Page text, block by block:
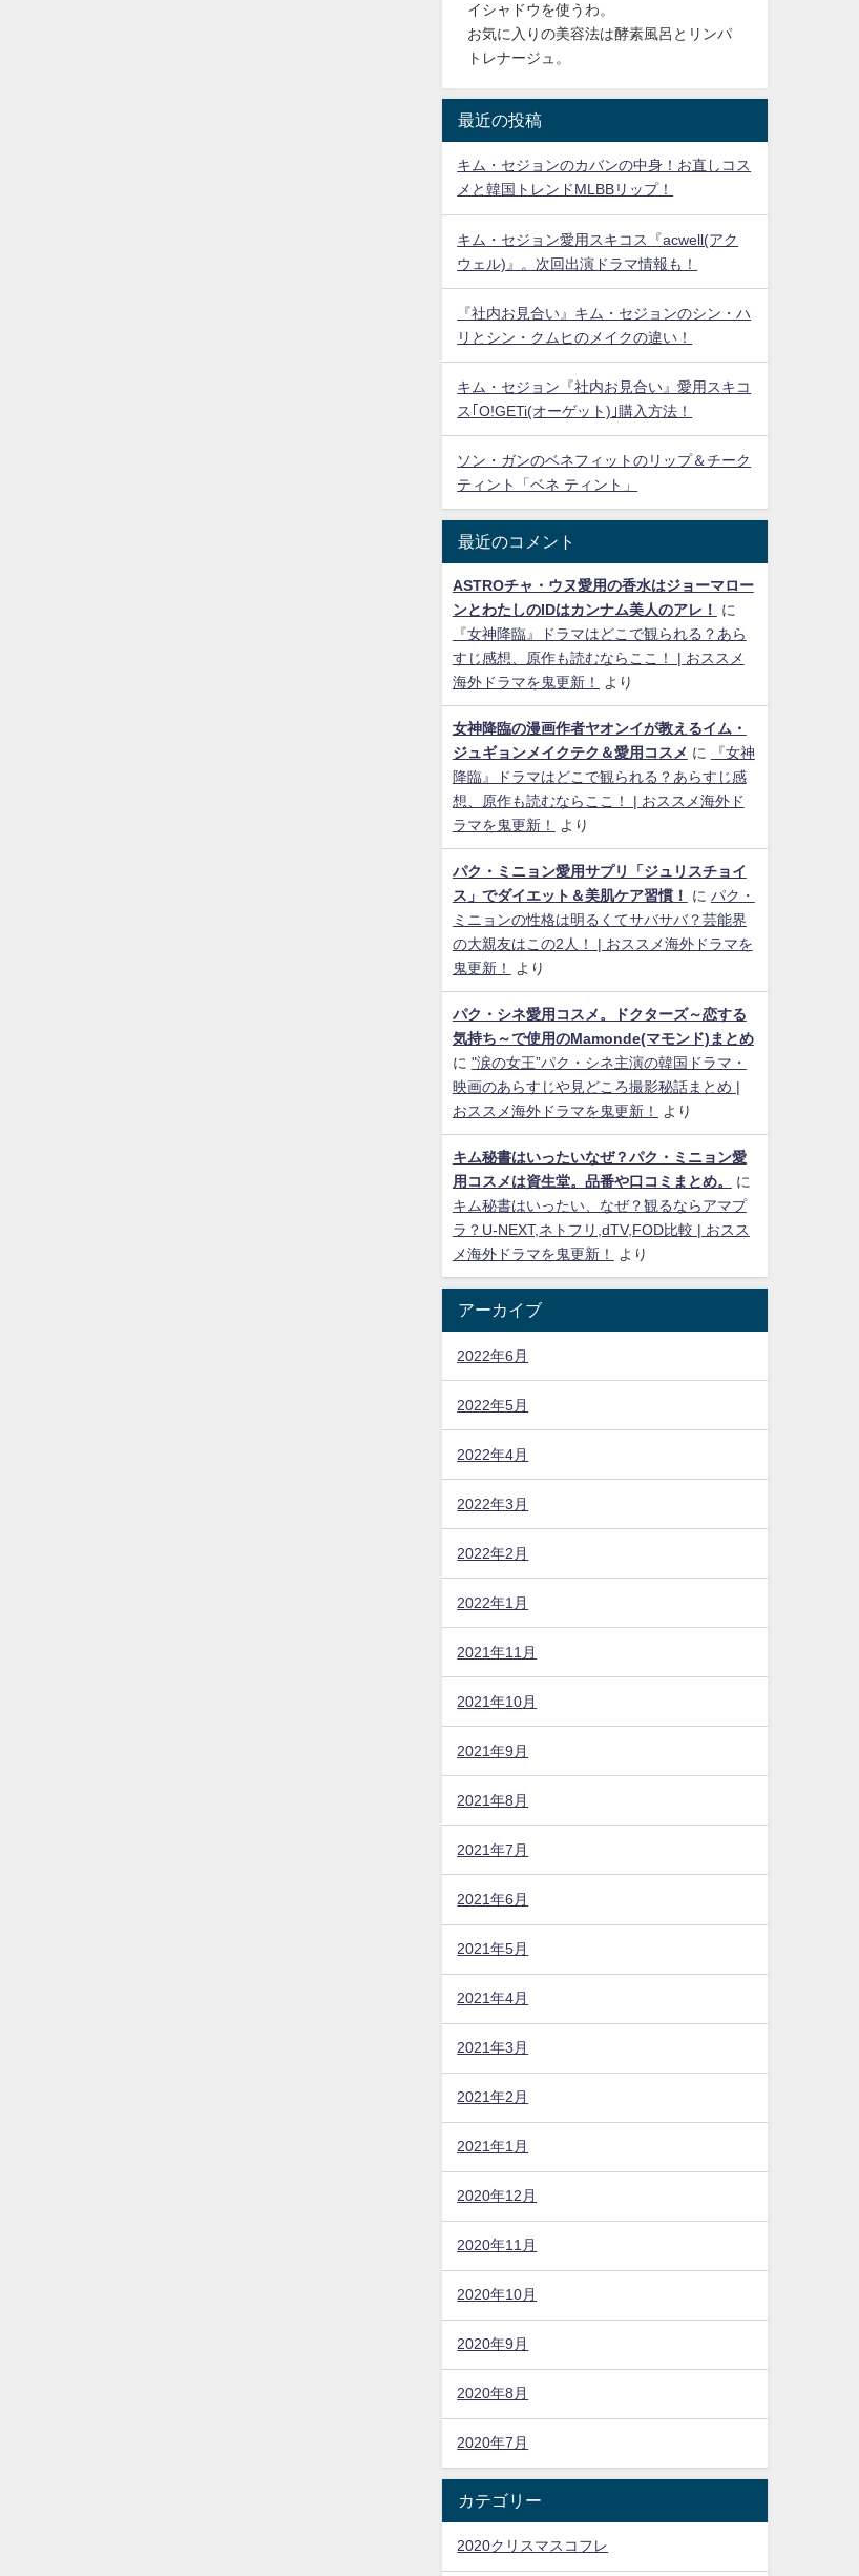
イシャドウを使うわ。
お気に入りの美容法は酵素風呂とリンパ
トレナージュ。
最近の投稿
キム・セジョンのカバンの中身！お直しコス
メと韓国トレンドMLBBリップ！
キム・セジョン愛用スキコス『acwell(アク
ウェル)』。次回出演ドラマ情報も！
『社内お見合い』キム・セジョンのシン・ハ
リとシン・クムヒのメイクの違い！
キム・セジョン『社内お見合い』愛用スキコ
ス｢O!GETi(オーゲット)｣購入方法！
ソン・ガンのベネフィットのリップ＆チーク
ティント「ベネ ティント」
最近のコメント
ASTROチャ・ウヌ愛用の香水はジョーマロー
ンとわたしのIDはカンナム美人のアレ！
に
『女神降臨』ドラマはどこで観られる？あら
すじ感想、原作も読むならここ！ | おススメ
海外ドラマを鬼更新！
より
女神降臨の漫画作者ヤオンイが教えるイム・
ジュギョンメイクテク＆愛用コスメ に
『女神
降臨』ドラマはどこで観られる？あらすじ感
想、原作も読むならここ！ | おススメ海外ド
ラマを鬼更新！
より
パク・ミニョン愛用サプリ「ジュリスチョイ
ス」でダイエット＆美肌ケア習慣！
に パク・
ミニョンの性格は明るくてサバサバ？芸能界
の大親友はこの2人！ | おススメ海外ドラマを
鬼更新！
より
パク・シネ愛用コスメ。ドクターズ～恋する
気持ち～で使用のMamonde(マモンド)まとめ
に "涙の女王”パク・シネ主演の韓国ドラマ・
映画のあらすじや見どころ撮影秘話まとめ |
おススメ海外ドラマを鬼更新！
より
キム秘書はいったいなぜ？パク・ミニョン愛
用コスメは資生堂。品番や口コミまとめ。
に
キム秘書はいったい、なぜ？観るならアマプ
ラ？U-NEXT,ネトフリ,dTV,FOD比較 | おスス
メ海外ドラマを鬼更新！
より
アーカイブ
2022年6月
2022年5月
2022年4月
2022年3月
2022年2月
2022年1月
2021年11月
2021年10月
2021年9月
2021年8月
2021年7月
2021年6月
2021年5月
2021年4月
2021年3月
2021年2月
2021年1月
2020年12月
2020年11月
2020年10月
2020年9月
2020年8月
2020年7月
カテゴリー
2020クリスマスコフレ